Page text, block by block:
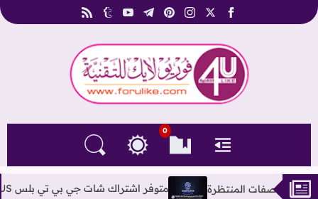
facebook
x
instagram
pinterest
telegram
youtube
tumblr
rss
فوريو لايك للتقنية
القائمة
0
العلامات المرجعيةالتغيير بين الوضع النهاري والداكن
البحث في المدونة
متوفر اشتراك شات جي بي تي بلس ChatGPT-4o PLUS بأحدث الإصدارات مفتوح بدون ليمت